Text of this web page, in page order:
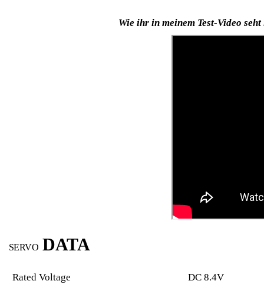
Wie ihr in meinem Test-Video
SERVO DATA
Rated Voltage
DC 8.4V